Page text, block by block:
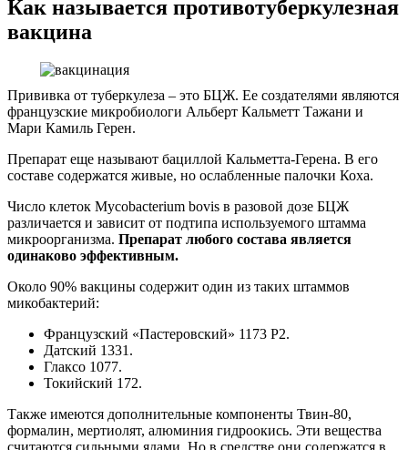
Как называется противотуберкулезная
вакцина
Прививка от туберкулеза – это БЦЖ. Ее создателями являются
французские микробиологи Альберт Кальметт Тажани и
Мари Камиль Герен.
Препарат еще называют бациллой Кальметта-Герена. В его
составе содержатся живые, но ослабленные палочки Коха.
Число клеток Mycobacterium bovis в разовой дозе БЦЖ
различается и зависит от подтипа используемого штамма
микроорганизма. Препарат любого состава является
одинаково эффективным.
Около 90% вакцины содержит один из таких штаммов
микобактерий:
Французский «Пастеровский» 1173 Р2.
Датский 1331.
Глаксо 1077.
Токийский 172.
Также имеются дополнительные компоненты Твин-80,
формалин, мертиолят, алюминия гидроокись. Эти вещества